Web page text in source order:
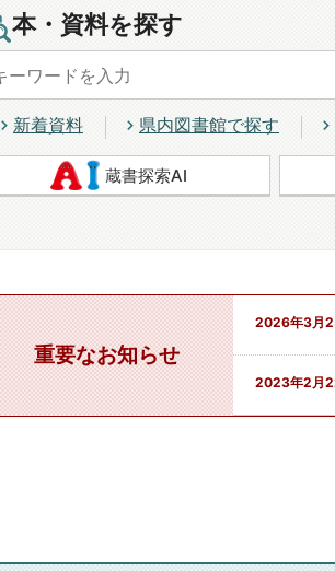
本・資料を探す
新着資料 県内図書館で探す
蔵書探索AI
重要なお知らせ
2026年3月
2023年2月